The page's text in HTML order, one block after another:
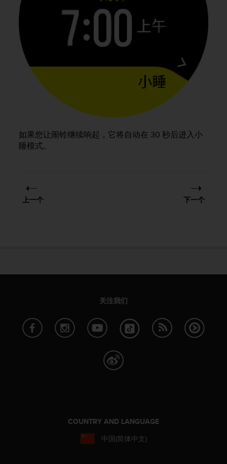
如果您让闹铃继续响起，它将自动在 30 秒后进入小
睡模式。
上一个 下一个
关注我们
COUNTRY AND LANGUAGE
中国(简体中文)